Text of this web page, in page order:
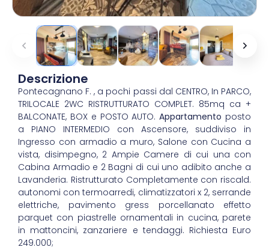
Descrizione
Pontecagnano F. , a pochi passi dal CENTRO, In PARCO,
TRILOCALE 2WC RISTRUTTURATO COMPLET. 85mq ca +
BALCONATE, BOX e POSTO AUTO.Appartamento posto
a PIANO INTERMEDIO con Ascensore, suddiviso in
Ingresso con armadio a muro, Salone con Cucina a
vista, disimpegno, 2 Ampie Camere di cui una con
Cabina Armadio e 2 Bagni di cui uno adibito anche a
Lavanderia. Ristrutturato Completamente con riscald.
autonomi con termoarredi, climatizzatori x 2, serrande
elettriche, pavimento gress porcellanato effetto
parquet con piastrelle ornamentali in cucina, parete
in mattoncini, zanzariere e tendaggi. Richiesta Euro
249.000;